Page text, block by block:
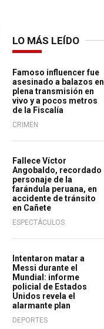
LO MÁS LEÍDO
Famoso influencer fue
asesinado a balazos en
plena transmisión en
vivo y a pocos metros
de la Fiscalía
CRIMEN
Fallece Víctor
Angobaldo, recordado
personaje de la
farándula peruana, en
accidente de tránsito
en Cañete
ESPECTÁCULOS
Intentaron matar a
Messi durante el
Mundial: informe
policial de Estados
Unidos revela el
alarmante plan
DEPORTES